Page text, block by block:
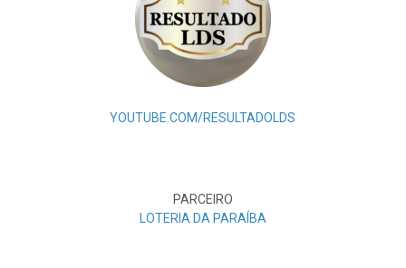
YOUTUBE.COM/RESULTADOLDS
PARCEIRO
LOTERIA DA PARAÍBA